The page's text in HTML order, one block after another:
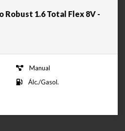
Robust 1.6 Total Flex 8V -
Manual
Álc./Gasol.